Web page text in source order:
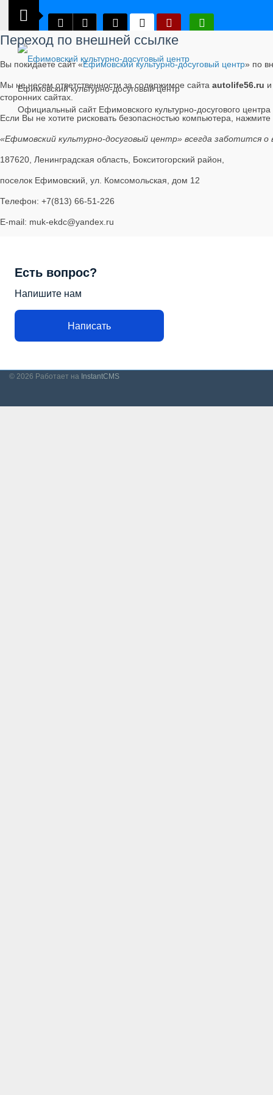
Ефимовский культурно-досуговый центр
Официальный сайт Ефимовского культурно-досугового центра
Переход по внешней ссылке
Вы покидаете сайт «Ефимовский культурно-досуговый центр» по
Мы не несем ответственности за содержимое сайта autolife56.ru
сторонних сайтах.
Если Вы не хотите рисковать безопасностью компьютера, нажмите
«Ефимовский культурно-досуговый центр» всегда заботится о
187620, Ленинградская область, Бокситогорский район,
поселок Ефимовский, ул. Комсомольская, дом 12
Телефон: +7(813) 66-51-226
E-mail: muk-ekdc@yandex.ru
Есть вопрос?
Напишите нам
Написать
© 2026 Работает на InstantCMS